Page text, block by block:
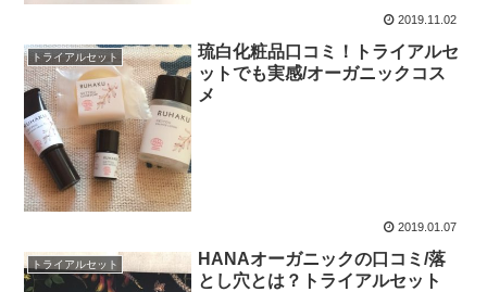
2019.11.02
トライアルセット
琉白化粧品口コミ！トライアルセ
ットでも実感/オーガニックコス
メ
2019.01.07
トライアルセット
HANAオーガニックの口コミ/落
とし穴とは？トライアルセット